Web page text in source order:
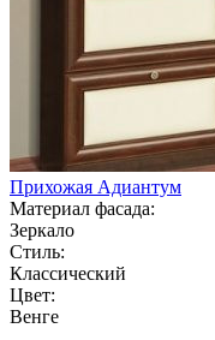
Прихожая Адиантум
Материал фасада:
Зеркало
Стиль:
Классический
Цвет:
Венге